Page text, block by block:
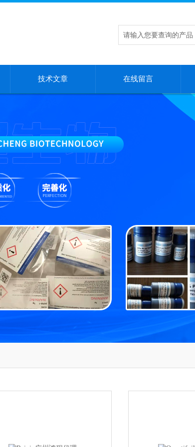
技术文章 在线留言